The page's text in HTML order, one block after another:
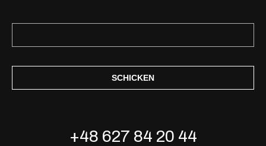
SCHICKEN
+48 627 84 20 44